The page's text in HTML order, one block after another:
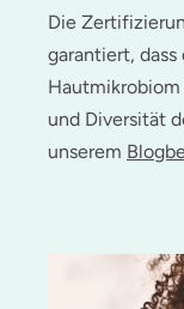
Die
garantiert,
und Diversität
unserem